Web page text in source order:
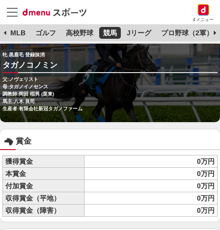
dメニュー
MLB ゴルフ 高校野球 競馬 Jリーグ プロ野球（2軍）
牝 黒鹿毛 登録抹消
タガノコノミン
父:ノヴェリスト
母:タガノイノセンス
調教師:岡田 稲男 (栗東)
馬主:八木 良司
生産者:有限会社新冠タガノファーム
賞金
獲得賞金
0万円
本賞金
0万円
付加賞金
0万円
収得賞金（平地）
0万円
収得賞金（障害）
0万円